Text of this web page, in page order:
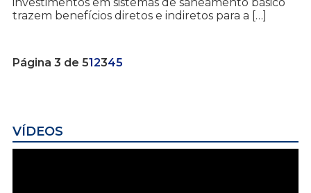
trazem benefícios diretos e indiretos para a […]
Página 3 de 512345
VÍDEOS